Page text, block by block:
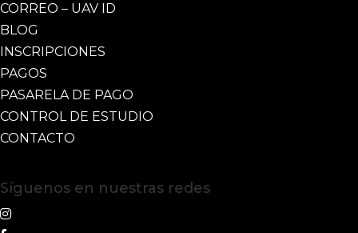
CORREO – UAV ID
BLOG
INSCRIPCIONES
PAGOS
PASARELA DE PAGO
CONTROL DE ESTUDIO
CONTACTO
Síguenos en nuestras redes